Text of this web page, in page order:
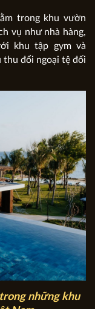
trong khu vườn
vụ như nhà hàng,
khu tập gym và
thu đổi ngoại tệ đối
những khu